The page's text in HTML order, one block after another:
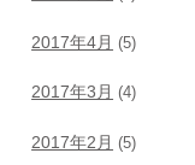
2017年4月 (5)
2017年3月 (4)
2017年2月 (5)